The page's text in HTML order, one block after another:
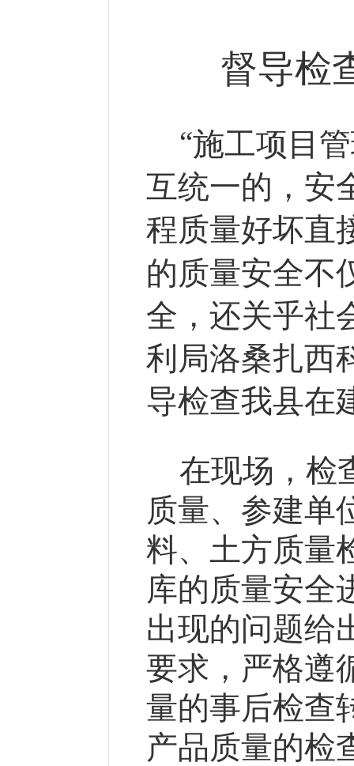
督导检
“施工项目
互统一的，安
程质量好坏直
的质量安全不
全，还关乎社
利局洛桑扎西
导检查我县在
在现场，检
质量、参建单
料、土方质量
库的质量安全
出现的问题给
要求，严格遵
量的事后检查
产品质量的检